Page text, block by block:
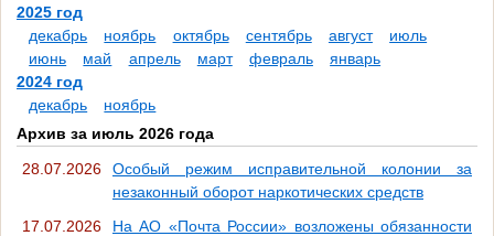
2025 год
декабрь
ноябрь октябрь сентябрь август
июль
июнь
май апрель март февраль
январь
2024 год
декабрь
ноябрь
Архив за июль 2026 года
28.07.2026
Особый режим исправительной колонии за
незаконный оборот наркотических средств
17.07.2026
На АО «Почта России» возложены обязанности